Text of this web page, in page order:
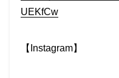
UEKfCw
【Instagram】